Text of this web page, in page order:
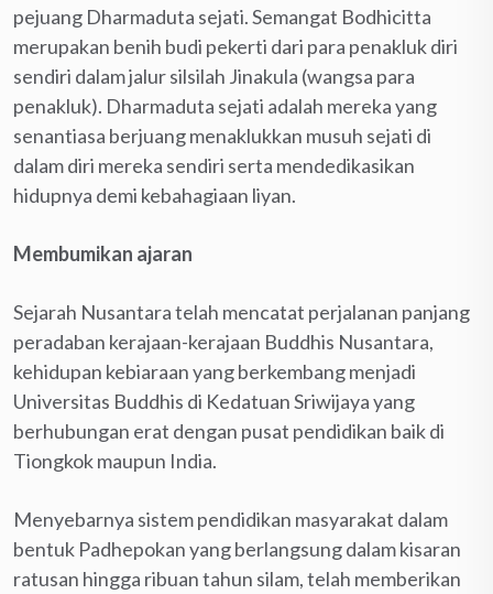
pejuang Dharmaduta sejati. Semangat Bodhicitta
merupakan benih budi pekerti dari para penakluk diri
sendiri dalam jalur silsilah Jinakula (wangsa para
penakluk). Dharmaduta sejati adalah mereka yang
senantiasa berjuang menaklukkan musuh sejati di
dalam diri mereka sendiri serta mendedikasikan
hidupnya demi kebahagiaan liyan.
Membumikan ajaran
Sejarah Nusantara telah mencatat perjalanan panjang
peradaban kerajaan-kerajaan Buddhis Nusantara,
kehidupan kebiaraan yang berkembang menjadi
Universitas Buddhis di Kedatuan Sriwijaya yang
berhubungan erat dengan pusat pendidikan baik di
Tiongkok maupun India.
Menyebarnya sistem pendidikan masyarakat dalam
bentuk Padhepokan yang berlangsung dalam kisaran
ratusan hingga ribuan tahun silam, telah memberikan